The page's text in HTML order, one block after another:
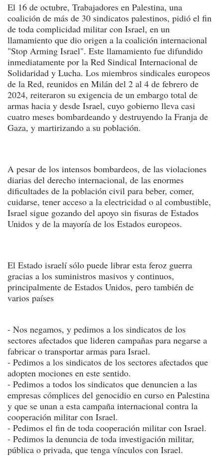
El 16 de octubre, Trabajadores en Palestina, una
coalición de más de 30 sindicatos palestinos, pidió el fin
de toda complicidad militar con Israel, en un
llamamiento que dio origen a la coalición internacional
"Stop Arming Israel". Este llamamiento fue difundido
inmediatamente por la Red Sindical Internacional de
Solidaridad y Lucha. Los miembros sindicales europeos
de la Red, reunidos en Milán del 2 al 4 de febrero de
2024, reiteraron su exigencia de un embargo total de
armas hacia y desde Israel, cuyo gobierno lleva casi
cuatro meses bombardeando y destruyendo la Franja de
Gaza, y martirizando a su población.
A pesar de los intensos bombardeos, de las violaciones
diarias del derecho internacional, de las enormes
dificultades de la población civil para beber, comer,
cuidarse, tener acceso a la electricidad o al combustible,
Israel sigue gozando del apoyo sin fisuras de Estados
Unidos y de la mayoría de los Estados europeos.
El Estado israelí sólo puede librar esta feroz guerra
gracias a los suministros masivos y continuos,
principalmente de Estados Unidos, pero también de
varios países
- Nos negamos, y pedimos a los sindicatos de los
sectores afectados que lideren campañas para negarse a
fabricar o transportar armas para Israel.
- Pedimos a los sindicatos de los sectores afectados que
adopten mociones en este sentido.
- Pedimos a todos los sindicatos que denuncien a las
empresas cómplices del genocidio en curso en Palestina
y que se unan a esta campaña internacional contra la
cooperación militar con Israel.
- Pedimos el fin de toda cooperación militar con Israel.
- Pedimos la denuncia de toda investigación militar,
pública o privada, que tenga vínculos con Israel.